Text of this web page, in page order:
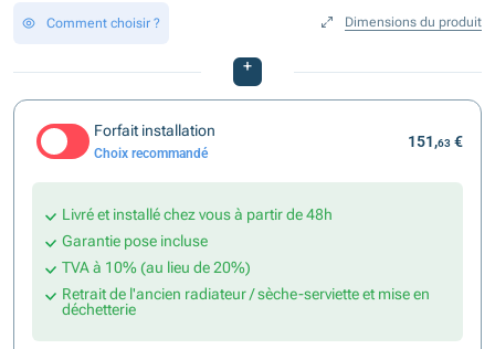
Comment choisir ? Dimensions du produit
+
Forfait installation
Choix recommandé
151,63 €
Livré et installé chez vous à partir de 48h
Garantie pose incluse
TVA à 10% (au lieu de 20%)
Retrait de l'ancien radiateur / sèche-serviette et mise en
déchetterie